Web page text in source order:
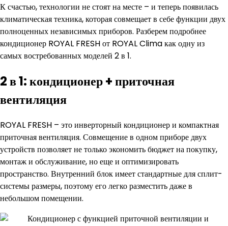
К счастью, технологии не стоят на месте – и теперь появилась
климатическая техника, которая совмещает в себе функции двух
полноценных независимых приборов. Разберем подробнее
кондиционер ROYAL FRESH от ROYAL Clima как одну из
самых востребованных моделей 2 в 1.
2 в 1: кондиционер + приточная
вентиляция
ROYAL FRESH – это инверторный кондиционер и компактная
приточная вентиляция. Совмещение в одном приборе двух
устройств позволяет не только экономить бюджет на покупку,
монтаж и обслуживание, но еще и оптимизировать
пространство. Внутренний блок имеет стандартные для сплит-
системы размеры, поэтому его легко разместить даже в
небольшом помещении.